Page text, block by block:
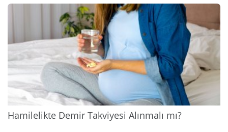
2024
Hamilelikte Demir Takviyesi Alınmalı mı?